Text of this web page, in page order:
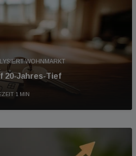
WOHNMARKT
20-Jahres-Tief
1 MIN